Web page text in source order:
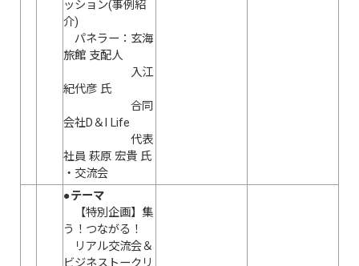
ッション(事例紹
介)
パネラー：玄海
旅館 支配人
入江
紀代彦 氏
合同
会社D＆I Life
代表
社員 萩原 宏貴 氏
・交流会
●テーマ
【特別企画】集
う！つながる！
リアル交流会＆
ビジネストークリ